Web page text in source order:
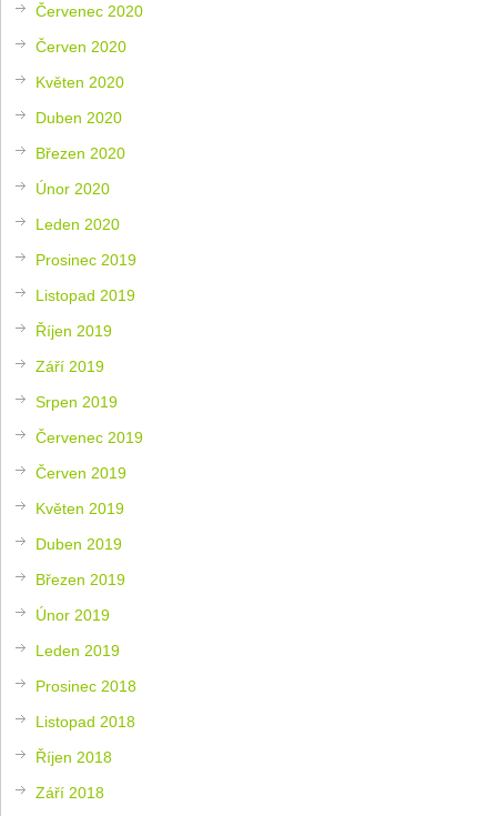
Červenec 2020
Červen 2020
Květen 2020
Duben 2020
Březen 2020
Únor 2020
Leden 2020
Prosinec 2019
Listopad 2019
Říjen 2019
Září 2019
Srpen 2019
Červenec 2019
Červen 2019
Květen 2019
Duben 2019
Březen 2019
Únor 2019
Leden 2019
Prosinec 2018
Listopad 2018
Říjen 2018
Září 2018